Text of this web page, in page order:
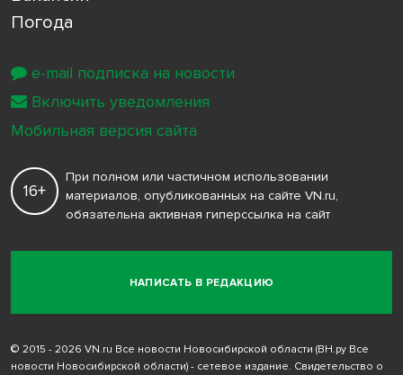
Погода
НАПИСАТЬ В РЕДАКЦИЮ
16+
При полном или частичном использовании
материалов, опубликованных на сайте VN.ru,
обязательна активная гиперссылка на сайт
© 2015 - 2026 VN.ru Все новости Новосибирской области (ВН.ру Все
новости Новосибирской области) - сетевое издание. Свидетельство о
e-mail подписка на новости
Включить уведомления
Мобильная версия сайта